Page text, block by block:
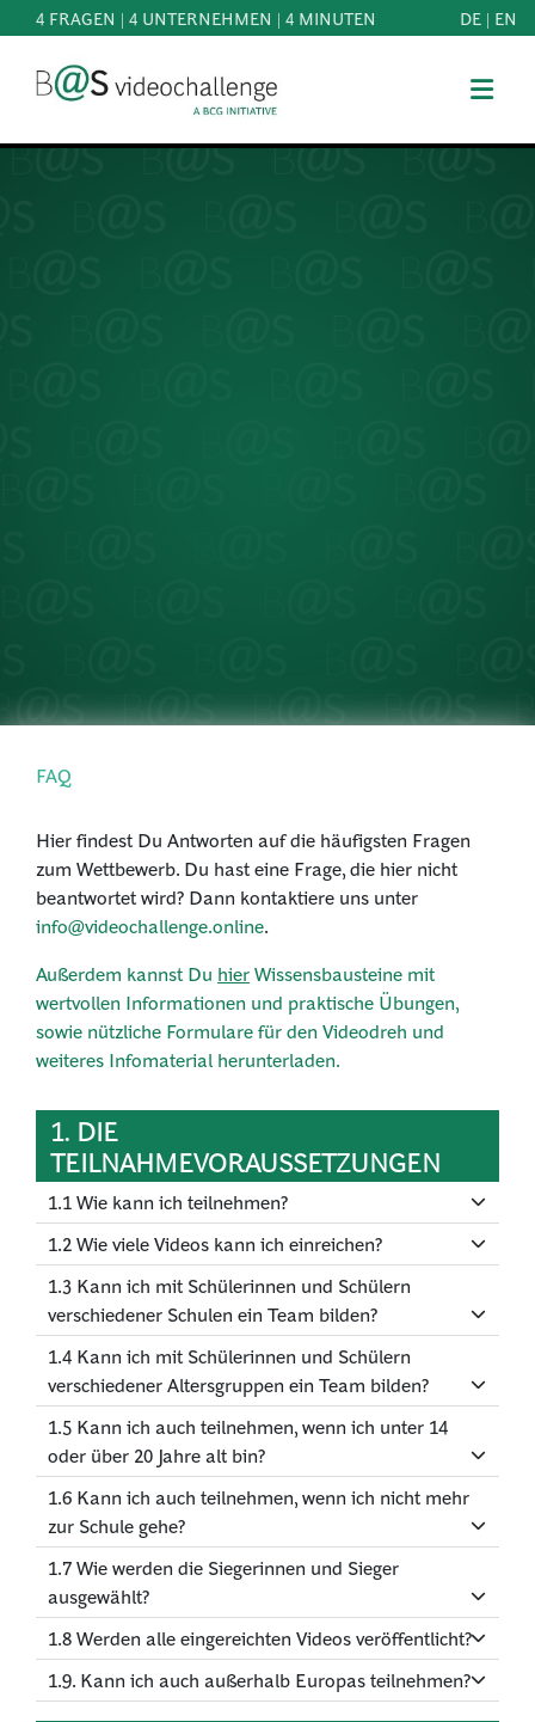
4 FRAGEN | 4 UNTERNEHMEN | 4 MINUTEN DE | EN
FAQ
Hier findest Du Antworten auf die häufigsten Fragen
zum Wettbewerb. Du hast eine Frage, die hier nicht
beantwortet wird? Dann kontaktiere uns unter
info@videochallenge.online.
Außerdem kannst Du hierWissensbausteine mit
wertvollen Informationen und praktische Übungen,
sowie nützliche Formulare für den Videodreh und
weiteres Infomaterial herunterladen.
1. DIE
TEILNAHMEVORAUSSETZUNGEN
1.1 Wie kann ich teilnehmen?
1.2 Wie viele Videos kann ich einreichen?
1.3 Kann ich mit Schülerinnen und Schülern
verschiedener Schulen ein Team bilden?
1.4 Kann ich mit Schülerinnen und Schülern
verschiedener Altersgruppen ein Team bilden?
1.5 Kann ich auch teilnehmen, wenn ich unter 14
oder über 20 Jahre alt bin?
1.6 Kann ich auch teilnehmen, wenn ich nicht mehr
zur Schule gehe?
1.7 Wie werden die Siegerinnen und Sieger
ausgewählt?
1.8 Werden alle eingereichten Videos veröffentlicht?
1.9. Kann ich auch außerhalb Europas teilnehmen?
b@Svideochallenge - A BCG INITIATIVE
Registriere dich als Teilnehmer*in
Geburtsdatum*